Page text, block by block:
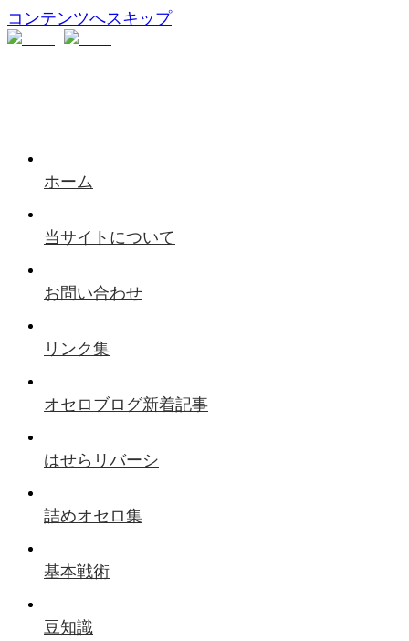
コンテンツへスキップ
ホーム
当サイトについて
お問い合わせ
リンク集
オセロブログ新着記事
はせらリバーシ
詰めオセロ集
基本戦術
豆知識